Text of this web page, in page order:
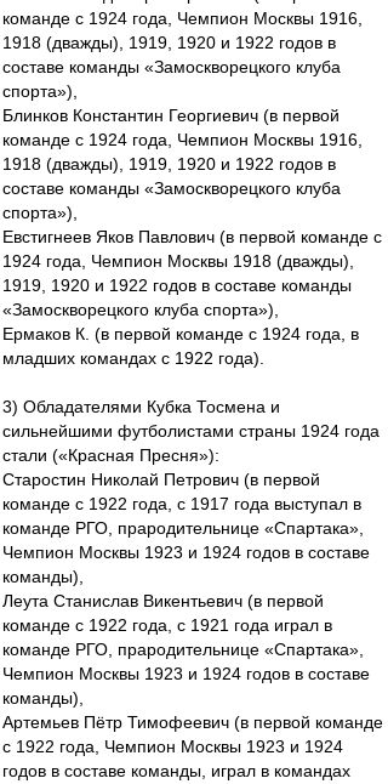
команде с 1924 года, Чемпион Москвы 1916,
1918 (дважды), 1919, 1920 и 1922 годов в
составе команды «Замоскворецкого клуба
спорта»),
Блинков Константин Георгиевич (в первой
команде с 1924 года, Чемпион Москвы 1916,
1918 (дважды), 1919, 1920 и 1922 годов в
составе команды «Замоскворецкого клуба
спорта»),
Евстигнеев Яков Павлович (в первой команде с
1924 года, Чемпион Москвы 1918 (дважды),
1919, 1920 и 1922 годов в составе команды
«Замоскворецкого клуба спорта»),
Ермаков К. (в первой команде с 1924 года, в
младших командах с 1922 года).
3) Обладателями Кубка Тосмена и
сильнейшими футболистами страны 1924 года
стали («Красная Пресня»):
Старостин Николай Петрович (в первой
команде с 1922 года, с 1917 года выступал в
команде РГО, прародительнице «Спартака»,
Чемпион Москвы 1923 и 1924 годов в составе
команды),
Леута Станислав Викентьевич (в первой
команде с 1922 года, с 1921 года играл в
команде РГО, прародительнице «Спартака»,
Чемпион Москвы 1923 и 1924 годов в составе
команды),
Артемьев Пётр Тимофеевич (в первой команде
с 1922 года, Чемпион Москвы 1923 и 1924
годов в составе команды, играл в командах